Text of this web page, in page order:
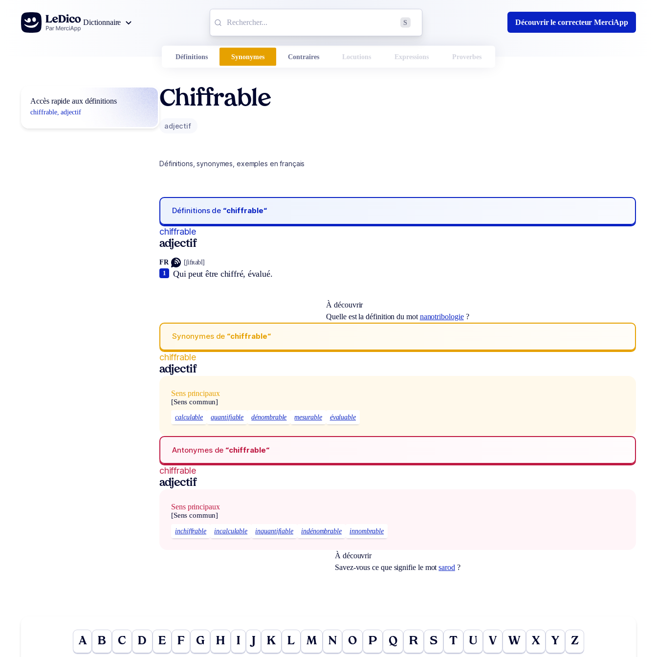
Aller au contenu
Dictionnaire
S Découvrir le correcteur MerciApp
Définitions Synonymes Contraires Locutions Expressions Proverbes
Accès rapide aux définitions
chiffrable, adjectif
Chiffrable
adjectif
Définitions, synonymes, exemples en français
Définitions de “chiffrable“
chiffrable
adjectif
FR [ʃifʀabl]
Qui peut être chiffré, évalué.
1
À découvrir
Quelle est la définition du mot nanotribologie?
Synonymes de “chiffrable“
chiffrable
adjectif
Sens principaux
[Sens commun]
calculable quantifiable dénombrable mesurable évaluable
Antonymes de “chiffrable“
chiffrable
adjectif
Sens principaux
[Sens commun]
inchiffrable incalculable inquantifiable indénombrable innombrable
À découvrir
Savez-vous ce que signifie le motsarod ?
A B C D E F G H I J K L M N O P Q R S T U V W X Y Z